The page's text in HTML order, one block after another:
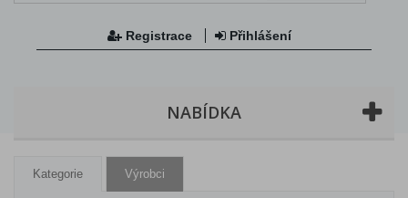
Registrace Přihlášení
NABÍDKA
Kategorie Výrobci